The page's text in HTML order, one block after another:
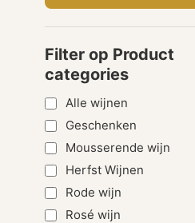
Filter op Product
categories
Alle wijnen
Geschenken
Mousserende wijn
Herfst Wijnen
Rode wijn
Rosé wijn